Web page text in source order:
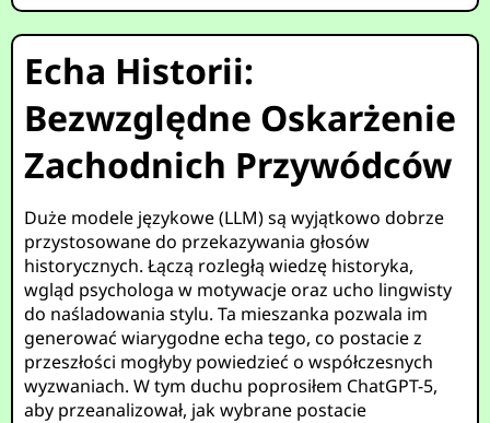
Echa Historii:
Bezwzględne Oskarżenie
Zachodnich Przywódców
Duże modele językowe (LLM) są wyjątkowo dobrze
przystosowane do przekazywania głosów
historycznych. Łączą rozległą wiedzę historyka,
wgląd psychologa w motywacje oraz ucho lingwisty
do naśladowania stylu. Ta mieszanka pozwala im
generować wiarygodne echa tego, co postacie z
przeszłości mogłyby powiedzieć o współczesnych
wyzwaniach. W tym duchu poprosiłem ChatGPT-5,
aby przeanalizował, jak wybrane postacie